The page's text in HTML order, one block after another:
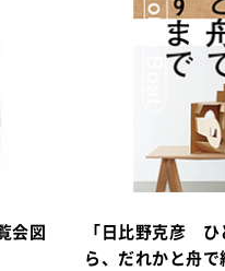
会図
「日比野克彦 ひ
ら、だれかと舟